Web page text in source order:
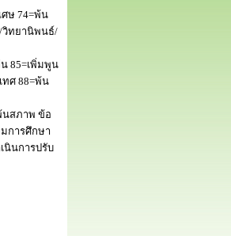
ษ 74=พ้น
วิทยานิพนธ์/
85=เพิ่มพูน
ทศ 88=พ้น
นสภาพ ข้อ
การศึกษา
นินการปรับ